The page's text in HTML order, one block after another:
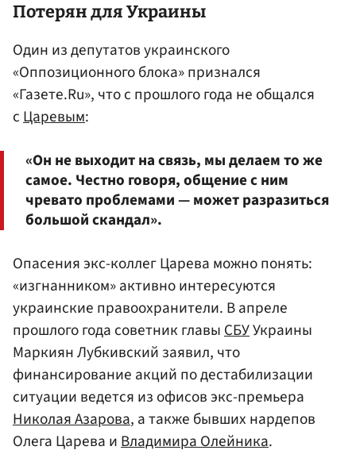
Потерян для Украины
Один из депутатов украинского
«Оппозиционного блока» признался
«Газете.Ru», что с прошлого года не общался
сЦаревым:
«Он не выходит на связь, мы делаем то же
самое. Честно говоря, общение с ним
чревато проблемами — может разразиться
большой скандал».
Опасения экс-коллег Царева можно понять:
«изгнанником» активно интересуются
украинские правоохранители. В апреле
прошлого года советник главыСБУУкраины
Маркиян Лубкивский заявил, что
финансирование акций по дестабилизации
ситуации ведется из офисов экс-премьера
Николая Азарова, а также бывших нардепов
Олега Царева иВладимира Олейника.